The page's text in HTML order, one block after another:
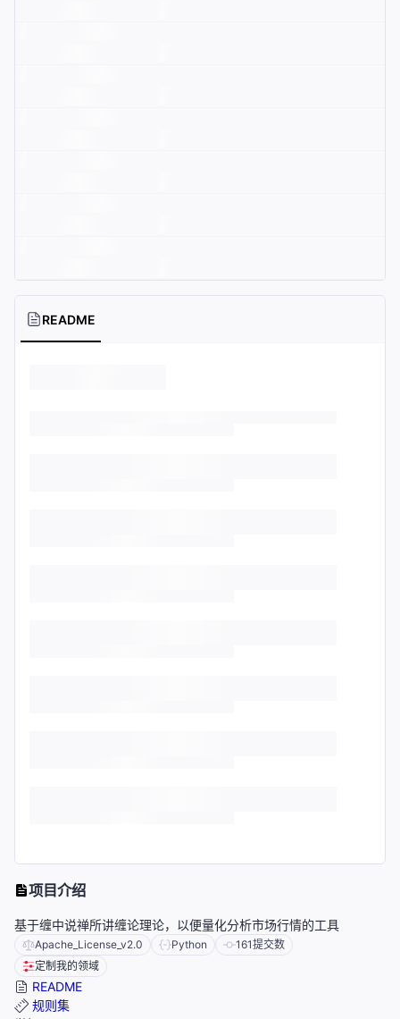
README
项目介绍
基于缠中说禅所讲缠论理论，以便量化分析市场行情的工具
Apache_License_v2.0 Python 161提交数
定制我的领域
README
规则集